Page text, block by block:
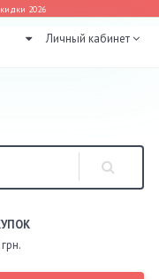
2026
Личный кабинет